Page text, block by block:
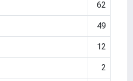
62
49
12
2